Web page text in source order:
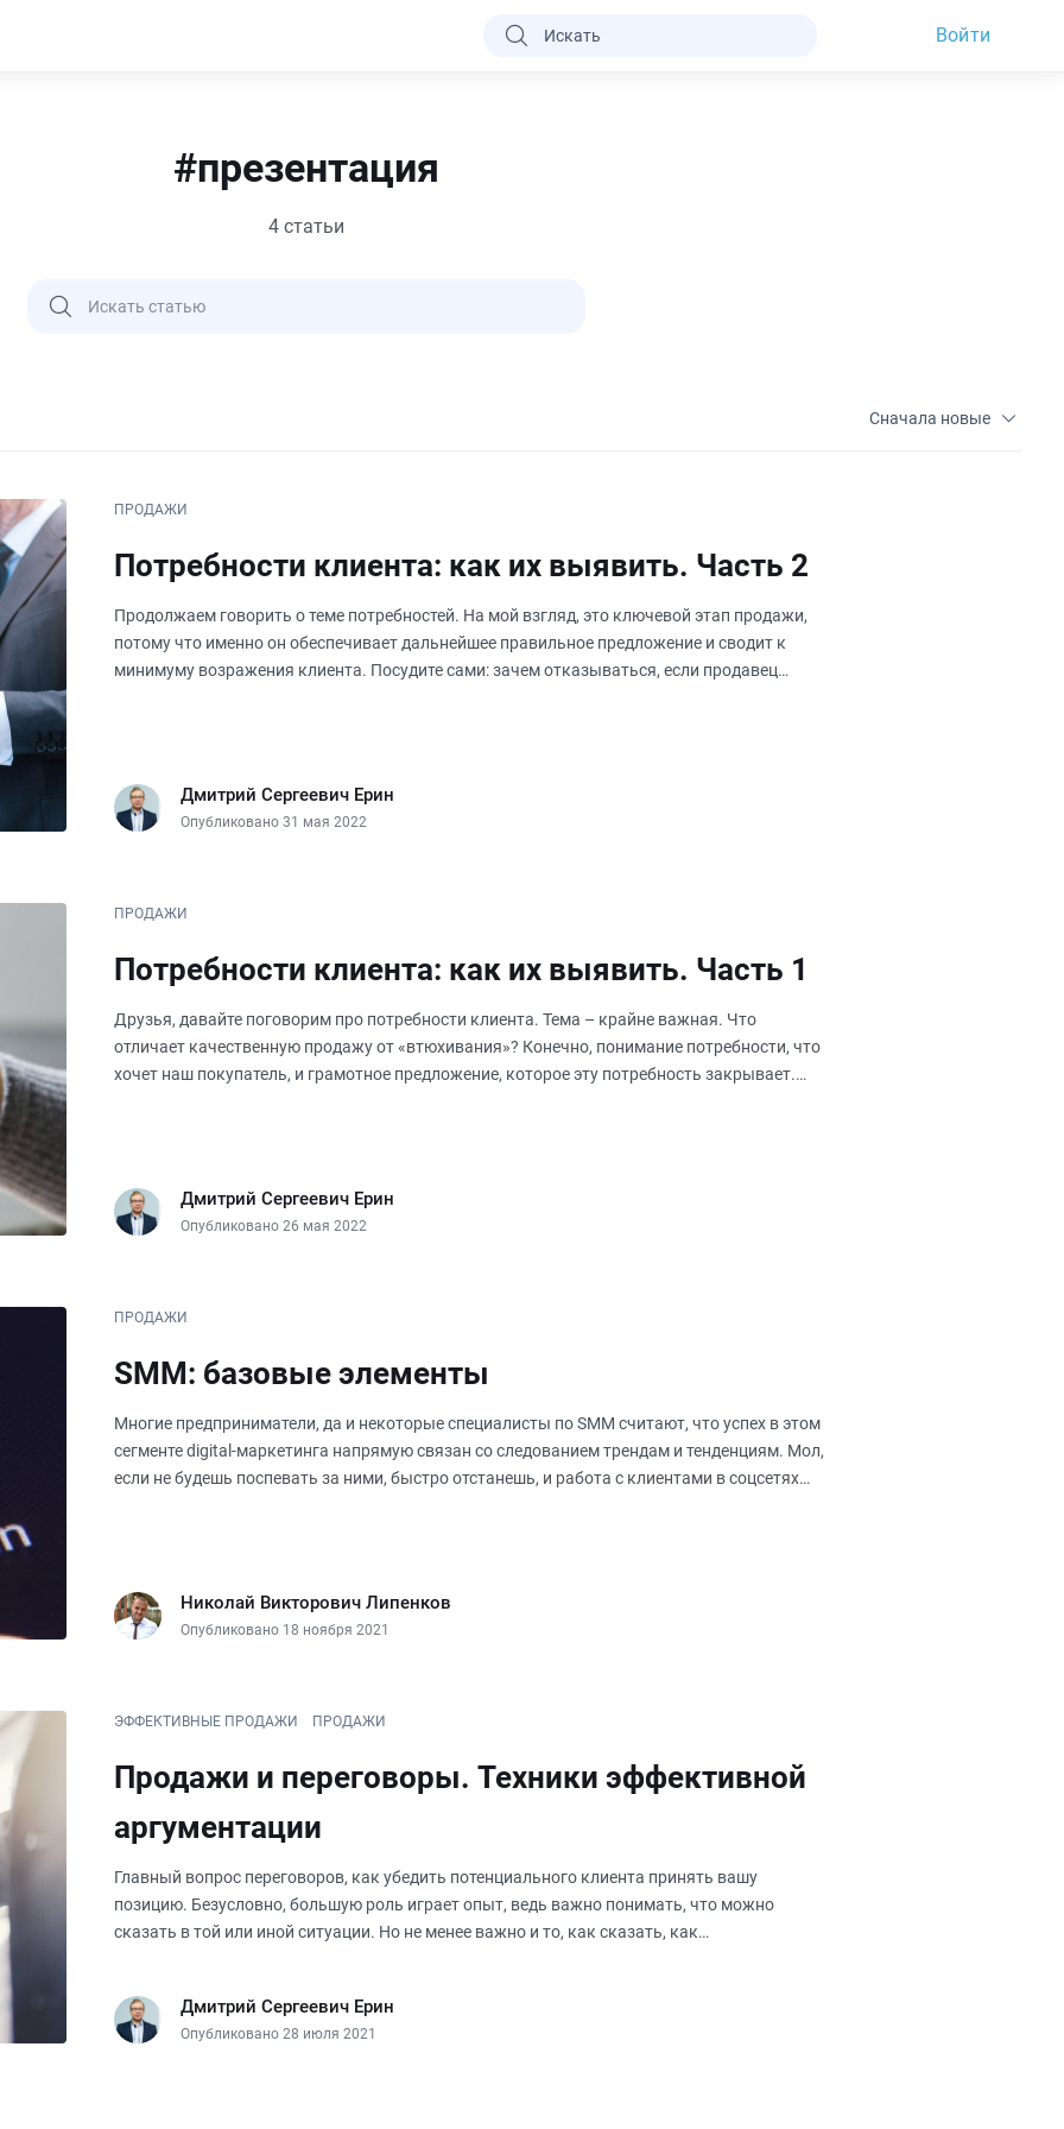
Войти
#презентация
4 статьи
Сначала новые
ПРОДАЖИ
Потребности клиента: как их выявить. Часть 2
Продолжаем говорить о теме потребностей. На мой взгляд, это ключевой этап продажи,
потому что именно он обеспечивает дальнейшее правильное предложение и сводит к
минимуму возражения клиента. Посудите сами: зачем отказываться, если продавец
Дмитрий Сергеевич Ерин
Опубликовано 31 мая 2022
ПРОДАЖИ
Потребности клиента: как их выявить. Часть 1
Друзья, давайте поговорим про потребности клиента. Тема – крайне важная. Что
отличает качественную продажу от «втюхивания»? Конечно, понимание потребности, что
хочет наш покупатель, и грамотное предложение, которое эту потребность закрывает.
Дмитрий Сергеевич Ерин
Опубликовано 26 мая 2022
ПРОДАЖИ
SMM: базовые элементы
Многие предприниматели, да и некоторые специалисты по SMM считают, что успех в этом
сегменте digital-маркетинга напрямую связан со следованием трендам и тенденциям. Мол,
если не будешь поспевать за ними, быстро отстанешь, и работа с клиентами в соцсетях
Николай Викторович Липенков
Опубликовано 18 ноября 2021
ЭФФЕКТИВНЫЕ ПРОДАЖИ ПРОДАЖИ
Продажи и переговоры. Техники эффективной
аргументации
Главный вопрос переговоров, как убедить потенциального клиента принять вашу
позицию. Безусловно, большую роль играет опыт, ведь важно понимать, что можно
сказать в той или иной ситуации. Но не менее важно и то, как сказать, как
Дмитрий Сергеевич Ерин
Опубликовано 28 июля 2021